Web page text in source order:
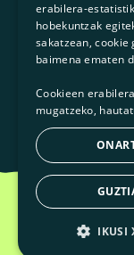
900 103
erabilera-
hobekuntzak
sakatzean,
baimena ematen
Cookieen
mugatzeko,
IKUSI